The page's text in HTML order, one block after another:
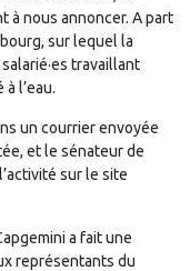
à nous annoncer. A part
sur lequel la
travaillant
l’eau.
un courrier envoyée
et le sénateur de
sur le site
a fait une
représentants du